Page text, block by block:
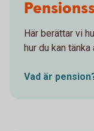
Här berättar vi
hur du kan
Vad är